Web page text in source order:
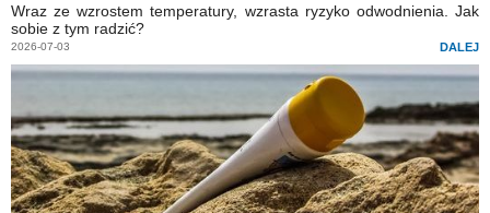
Wraz ze wzrostem temperatury, wzrasta ryzyko odwodnienia. Jak
sobie z tym radzić?
2026-07-03 DALEJ